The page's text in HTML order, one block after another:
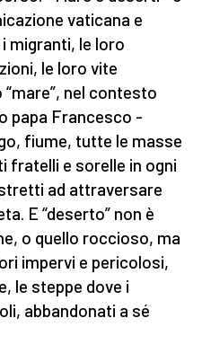
vaticana e
migranti, le loro
le loro vite
nel contesto
papa Francesco -
fiume, tutte le masse
fratelli e sorelle in ogni
ad attraversare
E “deserto” non è
o quello roccioso, ma
impervi e pericolosi,
le steppe dove i
abbandonati a sé